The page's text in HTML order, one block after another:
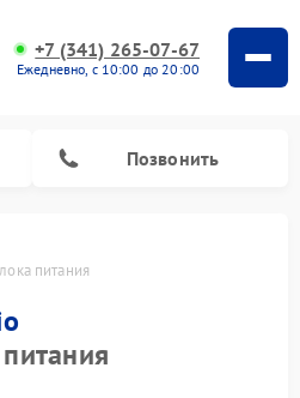
+7 (341) 265-07-67
Ежедневно, с 10:00 до 20:00
Позвонить
питания